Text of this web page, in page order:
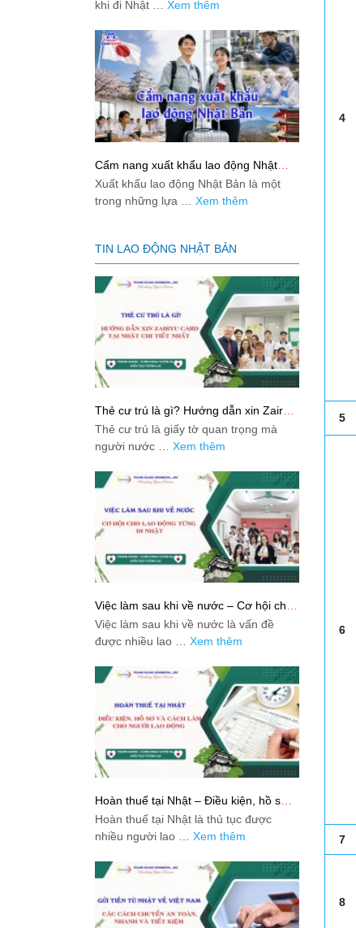
4
5
6
7
8
khi đi Nhật … Xem thêm
Cẩm nang xuất khẩu lao động Nhật
Bản từ A-Z
Xuất khẩu lao động Nhật Bản là một
trong những lựa … Xem thêm
TIN LAO ĐỘNG NHẬT BẢN
Thẻ cư trú là gì? Hướng dẫn xin Zairyu
Card tại Nhật chi tiết nhất
Thẻ cư trú là giấy tờ quan trọng mà
người nước … Xem thêm
Việc làm sau khi về nước – Cơ hội cho
lao động từng đi Nhật
Việc làm sau khi về nước là vấn đề
được nhiều lao … Xem thêm
Hoàn thuế tại Nhật – Điều kiện, hồ sơ
và cách làm cho người lao động
Hoàn thuế tại Nhật là thủ tục được
nhiều người lao … Xem thêm